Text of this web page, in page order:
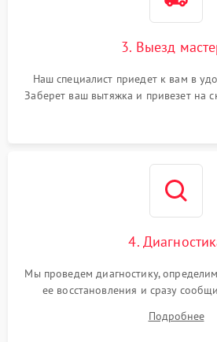
3. Выезд
Наш специалист приедет к вам в
Заберет ваш вытяжка и привезет на
4.
Мы проведем диагностику,
ее восстановления и сразу
Подробнее